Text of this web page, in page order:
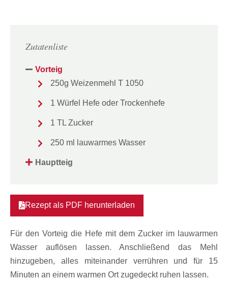
Zutatenliste
Vorteig
250g Weizenmehl T 1050
1 Würfel Hefe oder Trockenhefe
1 TL Zucker
250 ml lauwarmes Wasser
Hauptteig
Rezept als PDF herunterladen
Für den Vorteig die Hefe mit dem Zucker im lauwarmen
Wasser auflösen lassen. Anschließend das Mehl
hinzugeben, alles miteinander verrühren und für 15
Minuten an einem warmen Ort zugedeckt ruhen lassen.